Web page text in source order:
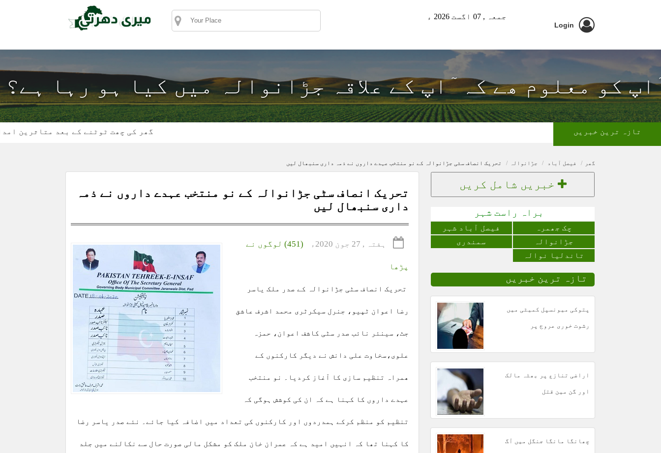
جمعہ , 07 اگست 2026 ء
Login
ٓاپ کو معلوم ھے کہ ٓاپ کے علاقہ جڑانوالہ میں کیا ہو رہا ہے؟
گھر کی چھت ٹوٹنے کے بعد متاثرین امداد کے تازہ ترین خبریں
گھر فیصل آباد جڑانوالہ تحریک انصاف سٹی جڑانوالہ کے نو منتخب عہدے داروں نے ذمہ داری سنبھال لیں
تحریک انصاف سٹی جڑانوالہ کے نو منتخب عہدے داروں نے ذمہ
داری سنبھال لیں
ہفتہ , 27 جون 2020ء (451) لوگوں نے
پڑھا
تحریک انصاف سٹی جڑانوالہ کے صدر ملک یاسر
رضا اعوان ٹپیو، جنرل سیکرٹری محمد اشرف عاشق
جٹ، سینئر نائب صدر سٹی کاشف اعوان، حمزہ
علوی،سخاوت علی دانش نے دیگر کارکنوں کے
ھمراہ تنظیم سازی کا آغاز کردیا۔ نو منتخب
عہدے داروں کا کہنا ہے کہ ان کی کوشش ہوگی کہ
تنظیم کو منظم کرکے ہمدردوں اور کارکنوں کی تعداد میں اضافہ کیا جائے۔ نئے صدر یاسر رضا
کا کہنا تھا کہ انہیں امید ہے کہ عمران خان ملک کو مشکل مالی صورت حال سے نکالنے میں جلد
خبریں شامل کریں
براہ راست شہر
چک جھمرہ
فیصل آباد شہر
جڑانوالہ
سمندری
تاندلیا نوالہ
تازہ ترین خبریں
پتوکی میونسپل کمیٹی میں
رشوت خوری عروج پر
اراضی تنازع پر بھٹہ مالک
اور گن مین قتل
چھانگا مانگا جنگل میں آگ